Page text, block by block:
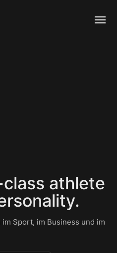
athlete
Sport, im Business und im